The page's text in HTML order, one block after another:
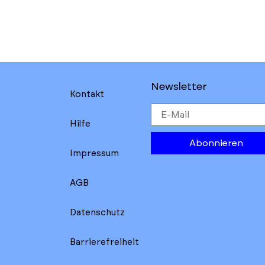
Kontakt
Hilfe
Impressum
AGB
Datenschutz
Barrierefreiheit
Newsletter
Abonnieren